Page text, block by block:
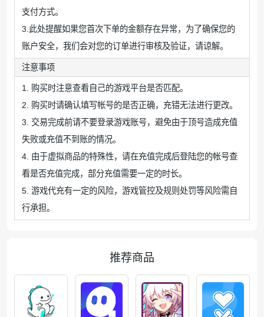
支付方式。
3.此处提醒如果您首次下单的金额存在异常，为了确保您的
账户安全，我们会对您的订单进行审核及验证，请谅解。
注意事项
1. 购买时注意查看自己的游戏平台是否匹配。
2. 购买时请确认填写帐号的是否正确，充错无法进行更改。
3. 交易完成前请不要登录游戏账号，避免由于顶号造成充值
失败或充值不到账的情况。
4. 由于虚拟商品的特殊性，请在充值完成后登陆您的帐号查
看是否充值完成，部分充值需要一定的时长。
5. 游戏代充有一定的风险，游戏管控及规则处罚等风险需自
行承担。
推荐商品